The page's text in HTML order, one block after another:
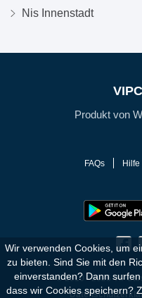
Nis Innenstadt
Produkt von
FAQs Hilfe
© 2010 - 2026
Wir verwenden Cookies, um
zu bieten. Sind Sie mit den
einverstanden? Dann
dass wir Cookies speichern?